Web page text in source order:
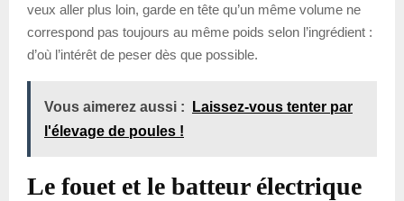
veux aller plus loin, garde en tête qu’un même volume ne
correspond pas toujours au même poids selon l’ingrédient :
d’où l’intérêt de peser dès que possible.
Vous aimerez aussi :
Laissez-vous tenter par
l'élevage de poules !
Le fouet et le batteur électrique